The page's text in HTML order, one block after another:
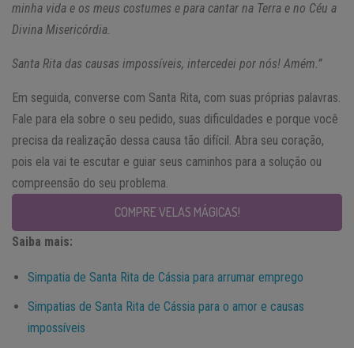
minha vida e os meus costumes e para cantar na Terra e no Céu a
Divina Misericórdia.
Santa Rita das causas impossíveis, intercedei por nós! Amém.”
Em seguida, converse com Santa Rita, com suas próprias palavras.
Fale para ela sobre o seu pedido, suas dificuldades e porque você
precisa da realização dessa causa tão difícil. Abra seu coração,
pois ela vai te escutar e guiar seus caminhos para a solução ou
compreensão do seu problema.
COMPRE VELAS MÁGICAS!
Saiba mais:
Simpatia de Santa Rita de Cássia para arrumar emprego
Simpatias de Santa Rita de Cássia para o amor e causas
impossíveis